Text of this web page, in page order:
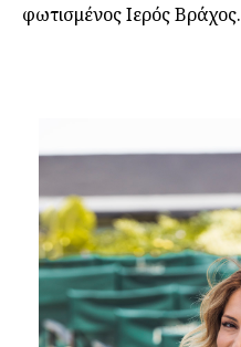
φωτισμένος Ιερός Βράχος.